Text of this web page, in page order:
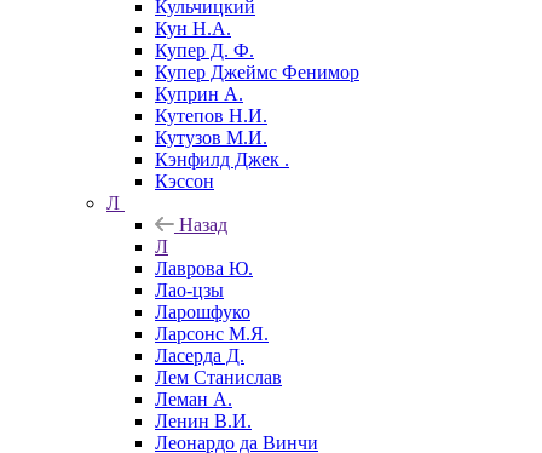
Кульчицкий
Кун Н.А.
Купер Д. Ф.
Купер Джеймс Фенимор
Куприн А.
Кутепов Н.И.
Кутузов М.И.
Кэнфилд Джек .
Кэссон
Л
Назад
Л
Лаврова Ю.
Лао-цзы
Ларошфуко
Ларсонс М.Я.
Ласерда Д.
Лем Станислав
Леман А.
Ленин В.И.
Леонардо да Винчи